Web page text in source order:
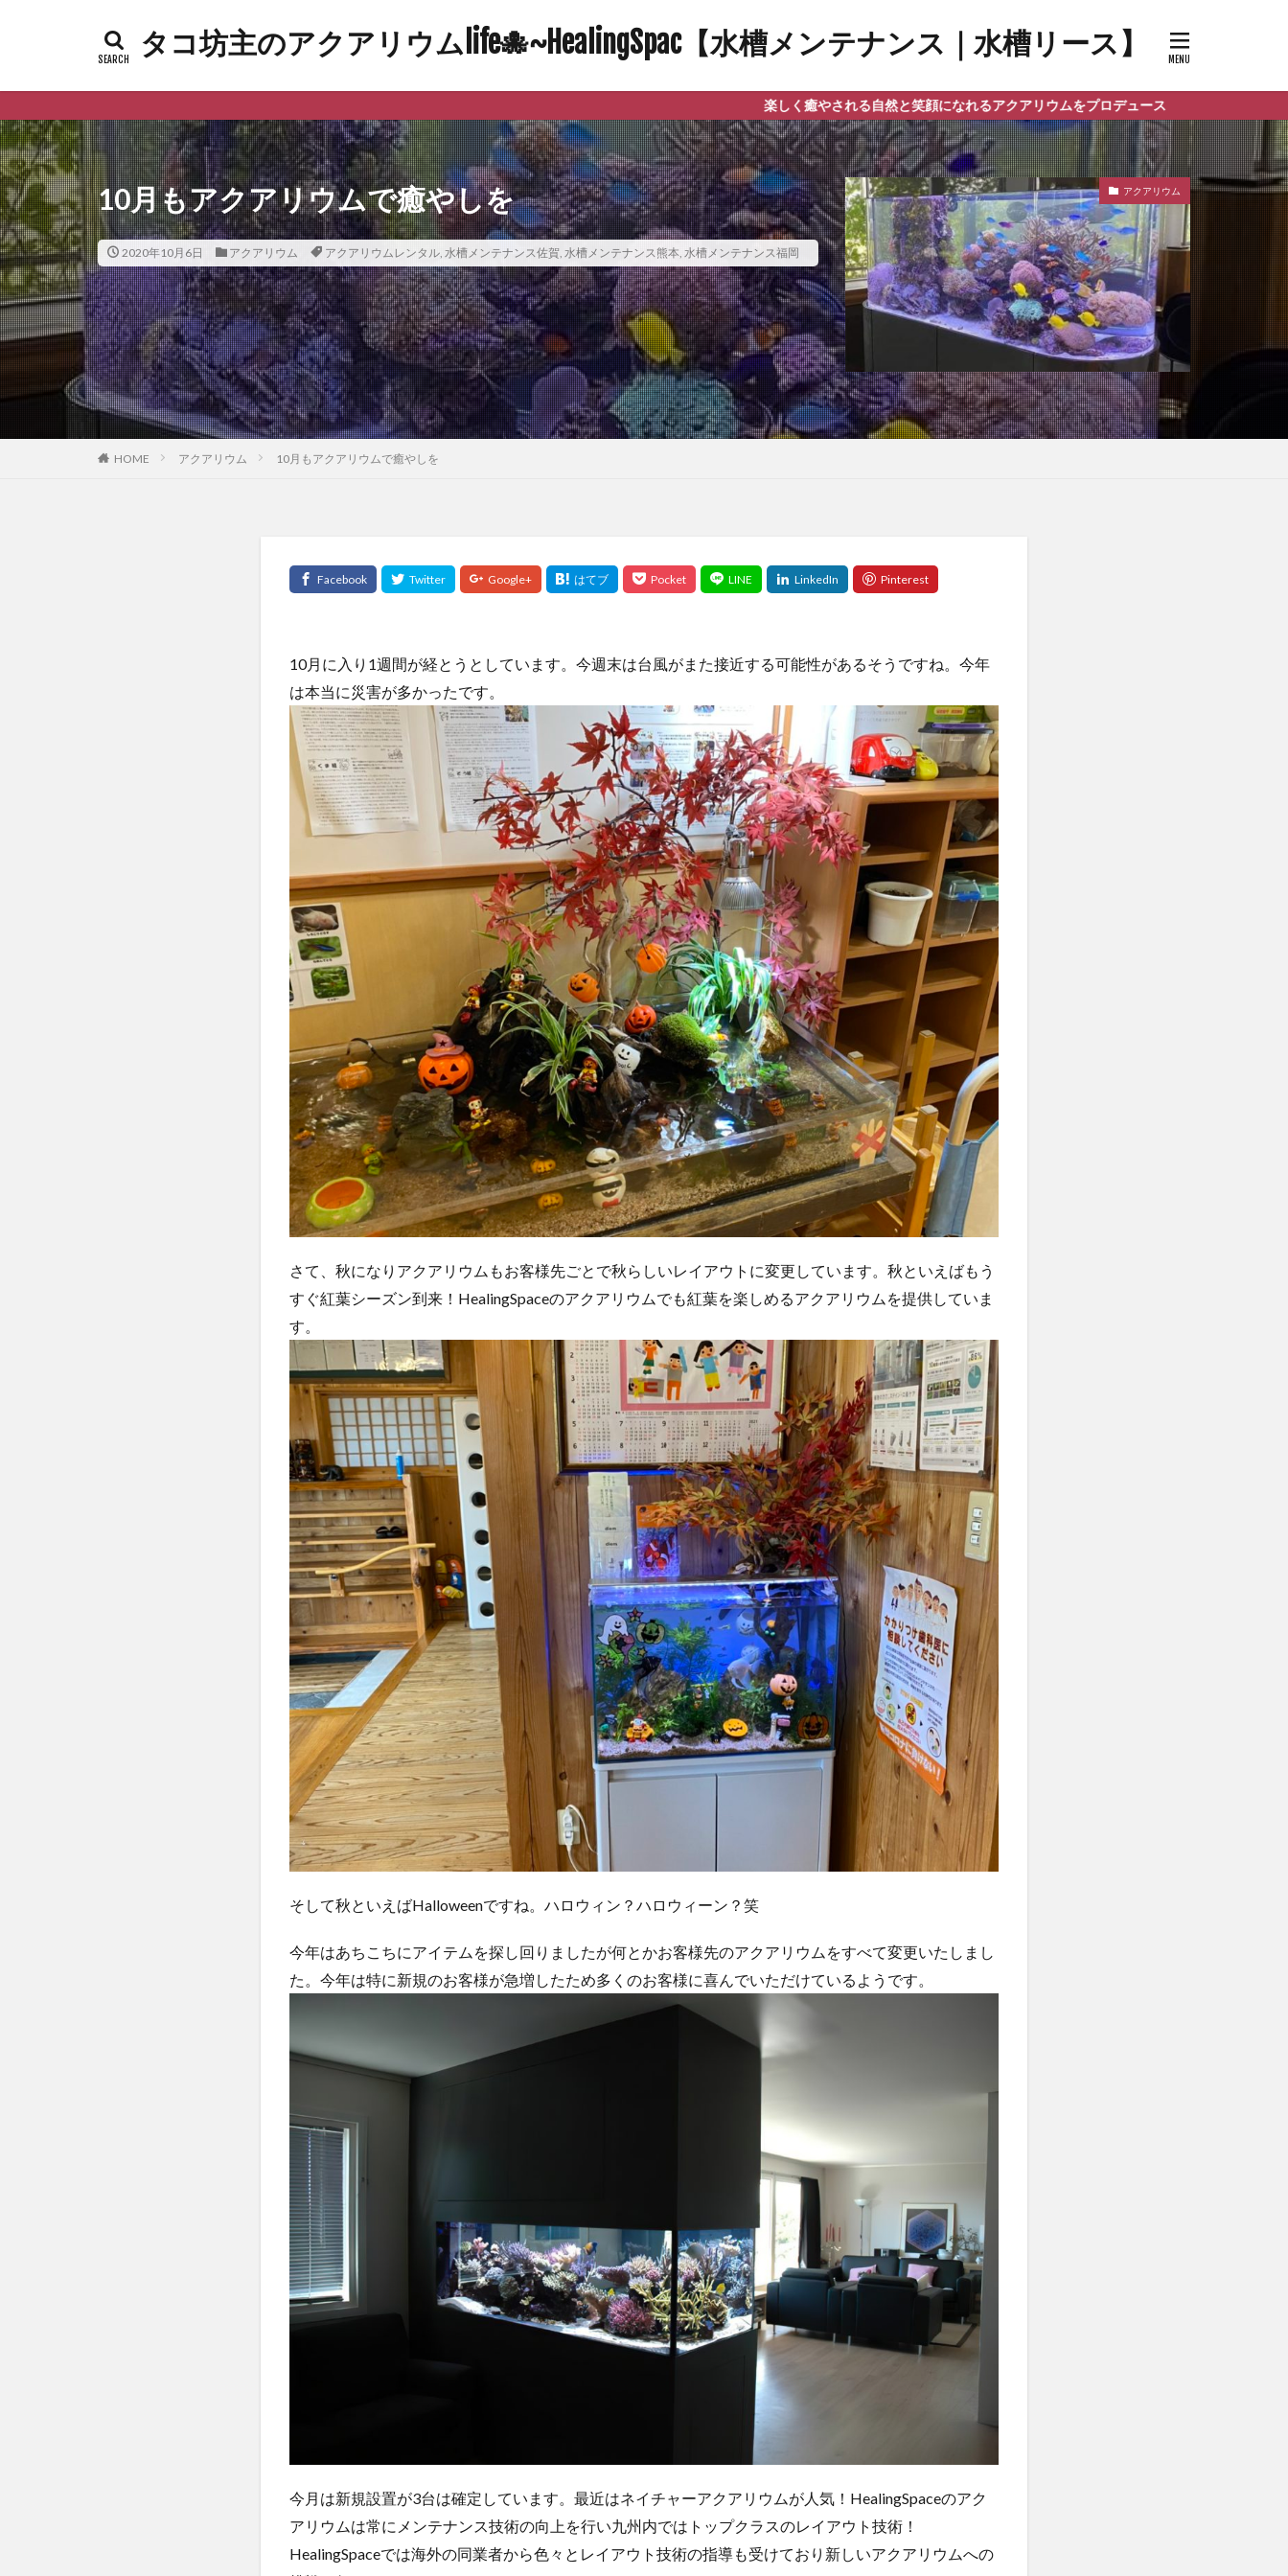
タコ坊主のアクアリウムlife🐙~HealingSpac【水槽メンテナンス｜水槽リース】
楽しく癒やされる自然と笑顔になれるアクアリウムをプロデュース
10月もアクアリウムで癒やしを
2020年10月6日 アクアリウム アクアリウムレンタル, 水槽メンテナンス佐賀, 水槽メンテナンス熊本, 水槽メンテナンス福岡
アクアリウム
HOME アクアリウム 10月もアクアリウムで癒やしを
10月に入り1週間が経とうとしています。今週末は台風がまた接近する可能性があるそうですね。今年
は本当に災害が多かったです。
さて、秋になりアクアリウムもお客様先ごとで秋らしいレイアウトに変更しています。秋といえばもう
すぐ紅葉シーズン到来！HealingSpaceのアクアリウムでも紅葉を楽しめるアクアリウムを提供していま
す。
そして秋といえばHalloweenですね。ハロウィン？ハロウィーン？笑
今年はあちこちにアイテムを探し回りましたが何とかお客様先のアクアリウムをすべて変更いたしまし
た。今年は特に新規のお客様が急増したため多くのお客様に喜んでいただけているようです。
今月は新規設置が3台は確定しています。最近はネイチャーアクアリウムが人気！HealingSpaceのアク
アリウムは常にメンテナンス技術の向上を行い九州内ではトップクラスのレイアウト技術！
HealingSpaceでは海外の同業者から色々とレイアウト技術の指導も受けており新しいアクアリウムへの